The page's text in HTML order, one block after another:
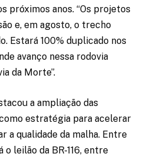
próximos anos. “Os projetos
e, em agosto, o trecho
Estará 100% duplicado nos
avanço nessa rodovia
da Morte”.
a ampliação das
estratégia para acelerar
a qualidade da malha. Entre
leilão da BR-116, entre